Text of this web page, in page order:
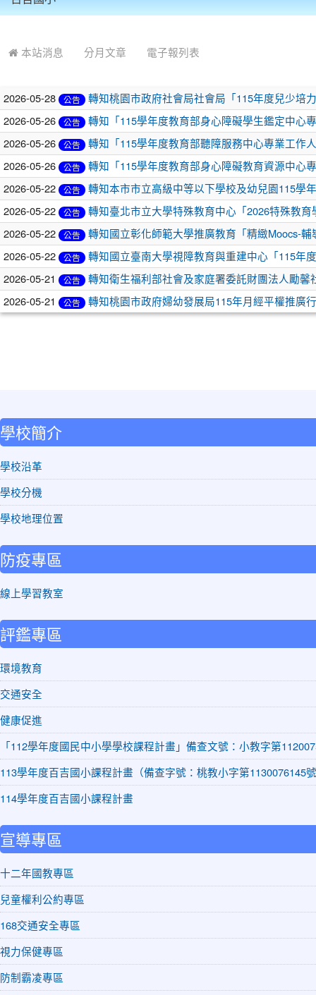
本站消息 分月文章 電子報列表
2026-05-28 公告
轉知桃園市政府社會局社會局「115年度兒少培
2026-05-26
公告
轉知「115學年度教育部身心障礙學生鑑定中心
2026-05-26
公告
轉知「115學年度教育部聽障服務中心專業工作
2026-05-26
公告
轉知「115學年度教育部身心障礙教育資源中心
2026-05-22
公告
轉知本市市立高級中等以下學校及幼兒園115學
2026-05-22
公告
轉知臺北市立大學特殊教育中心「2026特殊教
2026-05-22
公告
轉知國立彰化師範大學推廣教育「精緻Moocs-
2026-05-22
公告
轉知國立臺南大學視障教育與重建中心「115年
2026-05-21
公告
轉知衛生福利部社會及家庭署委託財團法人勵
2026-05-21
公告 轉知桃園市政府婦幼發展局115年月經平權推廣
學校簡介
學校沿革
學校分機
學校地理位置
防疫專區
線上學習教室
評鑑專區
環境教育
交通安全
健康促進
「112學年度國民中小學學校課程計畫」備查文號：小教字第
113學年度百吉國小課程計畫（備查字號：桃教小字第1130076145
114學年度百吉國小課程計畫
宣導專區
十二年國教專區
兒童權利公約專區
168交通安全專區
視力保健專區
防制霸凌專區